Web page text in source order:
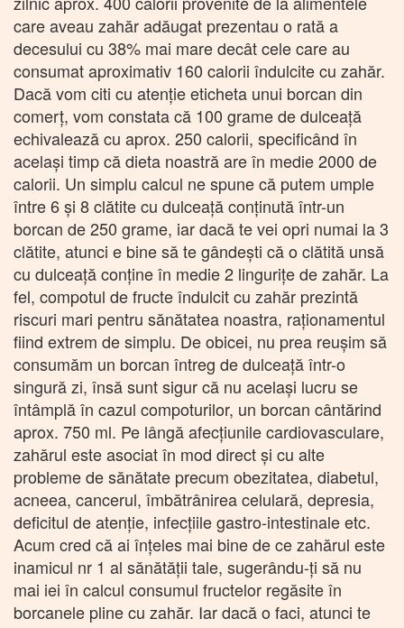
care aveau zahăr adăugat prezentau o rată a
decesului cu 38% mai mare decât cele care au
consumat aproximativ 160 calorii îndulcite cu zahăr.
Dacă vom citi cu atenţie eticheta unui borcan din
comerţ, vom constata că 100 grame de dulceaţă
echivalează cu aprox. 250 calorii, specificând în
acelaşi timp că dieta noastră are în medie 2000 de
calorii. Un simplu calcul ne spune că putem umple
între 6 şi 8 clătite cu dulceaţă conţinută într-un
borcan de 250 grame, iar dacă te vei opri numai la 3
clătite, atunci e bine să te gândeşti că o clătită unsă
cu dulceaţă conţine în medie 2 linguriţe de zahăr. La
fel, compotul de fructe îndulcit cu zahăr prezintă
riscuri mari pentru sănătatea noastra, raţionamentul
fiind extrem de simplu. De obicei, nu prea reuşim să
consumăm un borcan întreg de dulceaţă într-o
singură zi, însă sunt sigur că nu acelaşi lucru se
întâmplă în cazul compoturilor, un borcan cântărind
aprox. 750 ml. Pe lângă afecțiunile cardiovasculare,
zahărul este asociat în mod direct şi cu alte
probleme de sănătate precum obezitatea, diabetul,
acneea, cancerul, îmbătrânirea celulară, depresia,
deficitul de atenţie, infecţiile gastro-intestinale etc.
Acum cred că ai înţeles mai bine de ce zahărul este
inamicul nr 1 al sănătăţii tale, sugerându-ţi să nu
mai iei în calcul consumul fructelor regăsite în
borcanele pline cu zahăr. Iar dacă o faci, atunci te